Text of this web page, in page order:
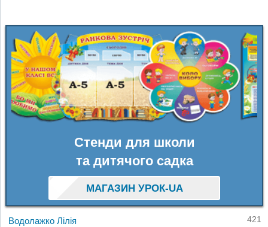
Стенди для школи
та дитячого садка
МАГАЗИН УРОК-UA
Водолажко Лілія 421